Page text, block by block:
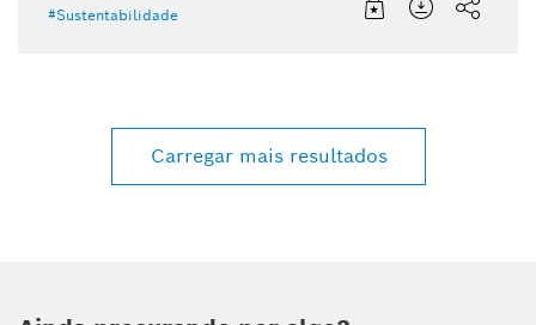
Sustentabilidade
Carregar mais resultados